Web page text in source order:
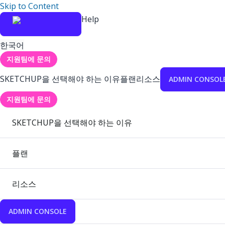
Skip to Content
Help
한국어
지원팀에 문의
SKETCHUP을 선택해야 하는 이유플랜리소스 ADMIN
지원팀에 문의
SKETCHUP을 선택해야 하는 이유
플랜
리소스
ADMIN CONSOLE